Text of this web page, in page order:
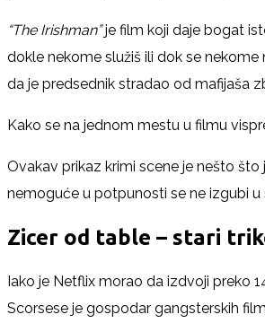
“The Irishman”je film koji daje bogat
dokle nekome služiš ili dok se
da je predsednik stradao od mafijaša
Kako se na jednom mestu u filmu
Ovakav prikaz krimi scene je nešto što
nemoguće u potpunosti se ne izgubi u
Zicer od table – stari
Iako je Netflix morao da izdvoji preko
Scorsese je gospodar gangsterskih